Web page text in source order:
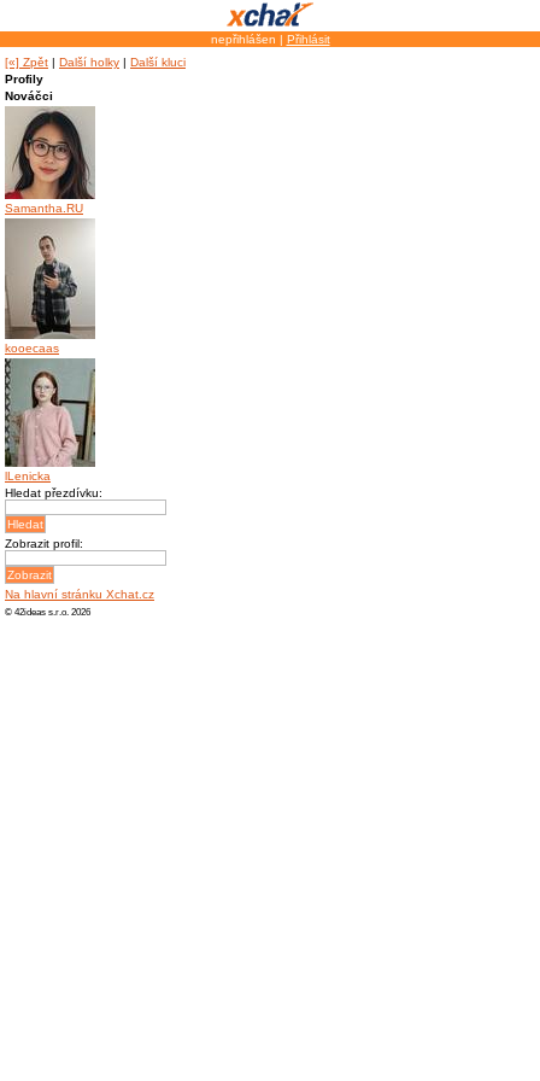
nepřihlášen | Přihlásit
[«] Zpět | Další holky | Další kluci
Profily
Nováčci
Samantha.RU
kooecaas
lLenicka
Hledat přezdívku:
Zobrazit profil:
Na hlavní stránku Xchat.cz
© 42ideas s.r.o. 2026